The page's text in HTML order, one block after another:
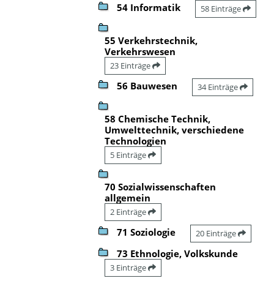
54 Informatik 58 Einträge
55 Verkehrstechnik,
Verkehrswesen
23 Einträge
56 Bauwesen 34 Einträge
58 Chemische Technik,
Umwelttechnik, verschiedene
Technologien
5 Einträge
70 Sozialwissenschaften
allgemein
2 Einträge
71 Soziologie 20 Einträge
73 Ethnologie, Volkskunde
3 Einträge